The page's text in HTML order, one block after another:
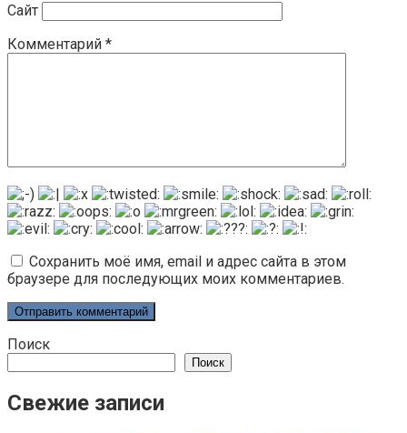
Сайт
Комментарий *
Сохранить моё имя, email и адрес сайта в этом
браузере для последующих моих комментариев.
Поиск
Поиск
Свежие записи